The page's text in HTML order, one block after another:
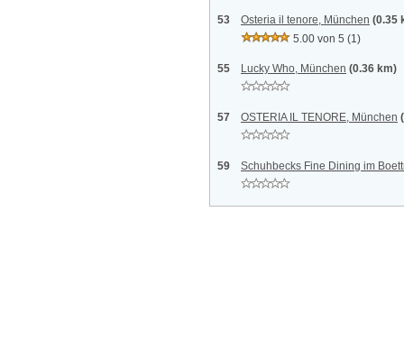
53 Osteria il tenore, München (0.35
5.00 von 5 (1)
55 Lucky Who, München (0.36 km)
57 OSTERIA IL TENORE, München
59 Schuhbecks Fine Dining im